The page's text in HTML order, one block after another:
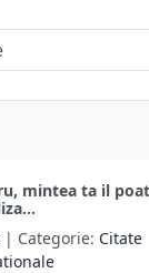
mintea ta il
| Categorie: Citate